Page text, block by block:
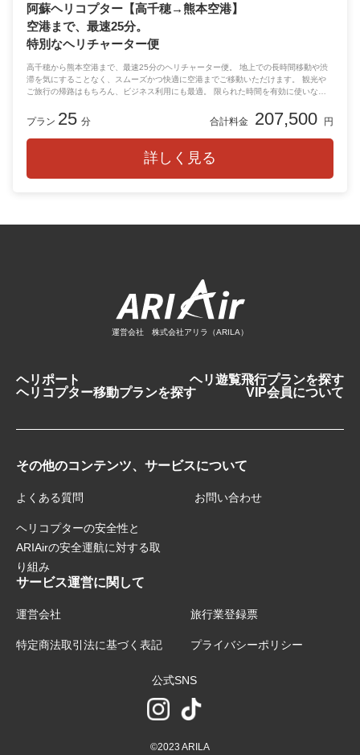
阿蘇ヘリコプター【高千穂→熊本空港】
空港まで、最速25分。
特別なヘリチャーター便
高千穂から熊本空港まで、最速25分のヘリチャーター便。 地上での長時間移動や渋
滞を気にすることなく、スムーズかつ快適に空港までご移動いただけます。 観光や
ご旅行の帰路はもちろん、ビジネス利用にも最適。 限られた時間を有効に使いなが
港へ、贅沢でスマートなアクセスをご体験ください。
プラン 25 分 合計料金 207,500 円
詳しく見る
運営会社 株式会社アリラ（ARILA）
ヘリポート
ヘリ遊覧飛行プランを探す
ヘリコプター移動プランを探す
VIP会員について
その他のコンテンツ、サービスについて
よくある質問 お問い合わせ
ヘリコプターの安全性と
ARIAirの安全運航に対する取
り組み
サービス運営に関して
運営会社 旅行業登録票
特定商法取引法に基づく表記 プライバシーポリシー
公式SNS
©2023 ARILA